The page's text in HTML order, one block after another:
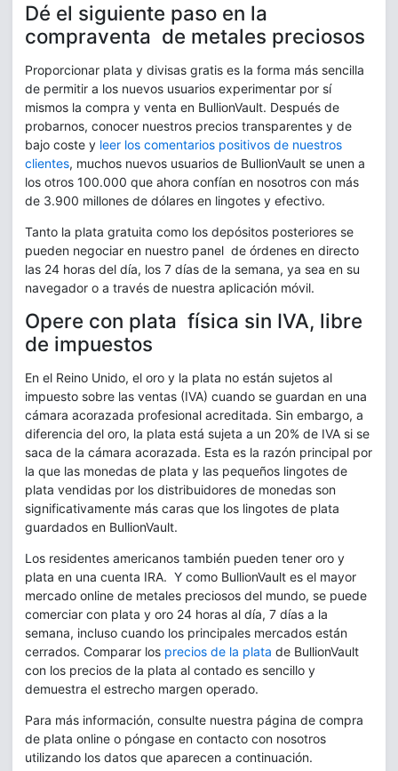
Dé el siguiente paso en la
compraventa de metales preciosos
Proporcionar plata y divisas gratis es la forma más sencilla
de permitir a los nuevos usuarios experimentar por sí
mismos la compra y venta en BullionVault. Después de
probarnos, conocer nuestros precios transparentes y de
bajo coste y leer los comentarios positivos de nuestros
clientes, muchos nuevos usuarios de BullionVault se unen a
los otros 100.000 que ahora confían en nosotros con más
de 3.900 millones de dólares en lingotes y efectivo.
Tanto la plata gratuita como los depósitos posteriores se
pueden negociar en nuestro panel de órdenes en directo
las 24 horas del día, los 7 días de la semana, ya sea en su
navegador o a través de nuestra aplicación móvil.
Opere con plata física sin IVA, libre
de impuestos
En el Reino Unido, el oro y la plata no están sujetos al
impuesto sobre las ventas (IVA) cuando se guardan en una
cámara acorazada profesional acreditada. Sin embargo, a
diferencia del oro, la plata está sujeta a un 20% de IVA si se
saca de la cámara acorazada. Esta es la razón principal por
la que las monedas de plata y las pequeños lingotes de
plata vendidas por los distribuidores de monedas son
significativamente más caras que los lingotes de plata
guardados en BullionVault.
Los residentes americanos también pueden tener oro y
plata en una cuenta IRA. Y como BullionVault es el mayor
mercado online de metales preciosos del mundo, se puede
comerciar con plata y oro 24 horas al día, 7 días a la
semana, incluso cuando los principales mercados están
cerrados. Comparar los precios de la plata de BullionVault
con los precios de la plata al contado es sencillo y
demuestra el estrecho margen operado.
Para más información, consulte nuestra página de compra
de plata online o póngase en contacto con nosotros
utilizando los datos que aparecen a continuación.